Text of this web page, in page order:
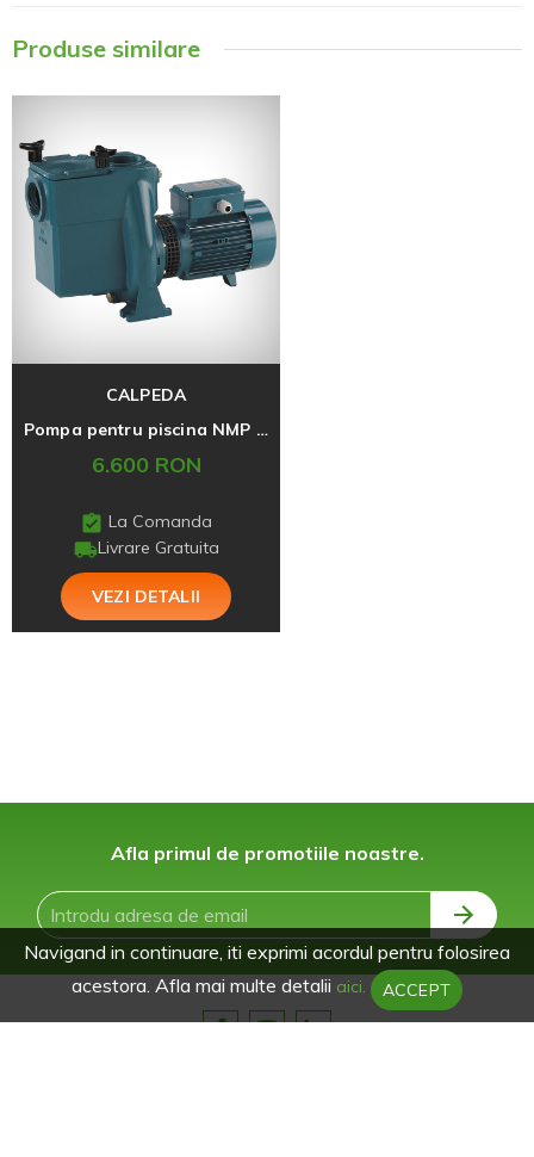
Produse similare
CALPEDA
Pompa pentru piscina NMP 65 16F A
6.600 RON
La Comanda
Livrare Gratuita
VEZI DETALII
Afla primul de promotiile noastre.
Navigand in continuare, iti exprimi acordul pentru folosirea
acestora. Afla mai multe detalii aici. ACCEPT